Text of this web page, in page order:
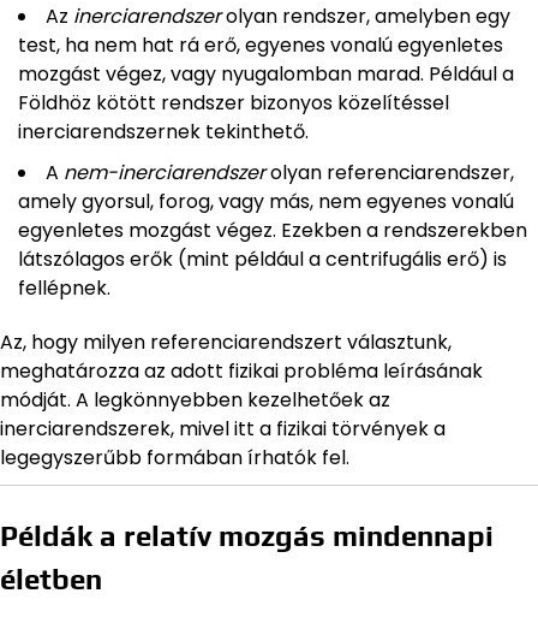
Az inerciarendszerolyan rendszer, amelyben egy
test, ha nem hat rá erő, egyenes vonalú egyenletes
mozgást végez, vagy nyugalomban marad. Például a
Földhöz kötött rendszer bizonyos közelítéssel
inerciarendszernek tekinthető.
A nem-inerciarendszerolyan referenciarendszer,
amely gyorsul, forog, vagy más, nem egyenes vonalú
egyenletes mozgást végez. Ezekben a rendszerekben
látszólagos erők (mint például a centrifugális erő) is
fellépnek.
Az, hogy milyen referenciarendszert választunk,
meghatározza az adott fizikai probléma leírásának
módját. A legkönnyebben kezelhetőek az
inerciarendszerek, mivel itt a fizikai törvények a
legegyszerűbb formában írhatók fel.
Példák a relatív mozgás mindennapi
életben